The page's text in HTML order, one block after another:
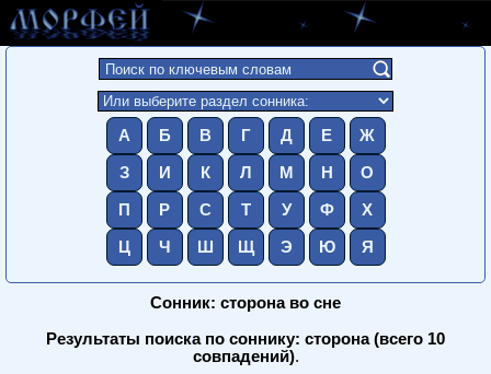
А Б В Г Д Е Ж
З И К Л М Н О
П Р С Т У Ф Х
Ц Ч Ш Щ Э Ю Я
Сонник: сторона во сне
Результаты поиска по соннику: сторона (всего 10
совпадений).